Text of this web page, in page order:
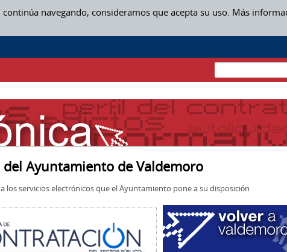
navegando, consideramos que acepta su uso. Más
Ayuntamiento de Valdemoro
los servicios electrónicos que el Ayuntamiento pone a su disposición